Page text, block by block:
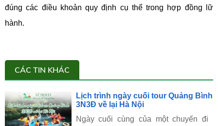
đúng các điều khoản quy định cụ thể trong hợp đồng lữ
hành.
CÁC TIN KHÁC
Lịch trình ngày cuối tour Quảng Bình
3N3Đ về lại Hà Nội
Ngày cuối cùng của một chuyến đi